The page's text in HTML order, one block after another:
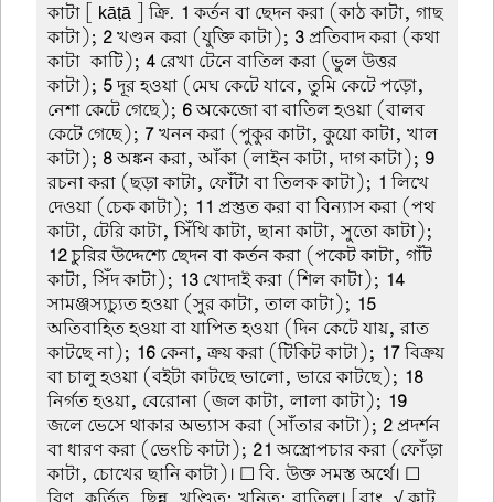
কাটা [ kāṭā ] ক্রি. 1 কর্তন বা ছেদন করা (কাঠ কাটা, গাছ
কাটা); 2খণ্ডন করা (যুক্তি কাটা); 3প্রতিবাদ করা (কথা
কাটা-কাটি);4 রেখা টেনে বাতিল করা (ভুল উত্তর
কাটা); 5দূর হওয়া (মেঘ কেটে যাবে, তুমি কেটে পড়ো,
নেশা কেটে গেছে); 6অকেজো বা বাতিল হওয়া (বালব
কেটে গেছে); 7খনন করা (পুকুর কাটা, কুয়ো কাটা, খাল
কাটা); 8অঙ্কন করা, আঁকা (লাইন কাটা, দাগ কাটা); 9
রচনা করা (ছড়া কাটা, ফোঁটা বা তিলক কাটা); 1 লিখে
দেওয়া (চেক কাটা); 11 প্রস্তুত করা বা বিন্যাস করা (পথ
কাটা, টেরি কাটা, সিঁথি কাটা, ছানা কাটা, সুতো কাটা);
12চুরির উদ্দেশ্যে ছেদন বা কর্তন করা (পকেট কাটা, গাঁট
কাটা, সিঁদ কাটা); 13 খোদাই করা (শিল কাটা); 14
সামঞ্জস্যচ্যুত হওয়া (সুর কাটা, তাল কাটা); 15
অতিবাহিত হওয়া বা যাপিত হওয়া (দিন কেটে যায়, রাত
কাটছে না); 16 কেনা, ক্রয় করা (টিকিট কাটা); 17বিক্রয়
বা চালু হওয়া (বইটা কাটছে ভালো, ভারে কাটছে); 18
নির্গত হওয়া, বেরোনা (জল কাটা, লালা কাটা); 19
জলে ভেসে থাকার অভ্যাস করা (সাঁতার কাটা); 2প্রদর্শন
বা ধারণ করা (ভেংচি কাটা); 21 অস্ত্রোপচার করা (ফোঁড়া
কাটা, চোখের ছানি কাটা)। ☐ বি. উক্ত সমস্ত অর্থে। ☐